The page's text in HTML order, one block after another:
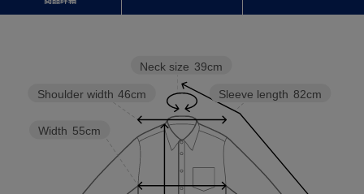
Sleeve length 82cm
Neck size 39cm
Width 55cm
Shoulder width 46cm